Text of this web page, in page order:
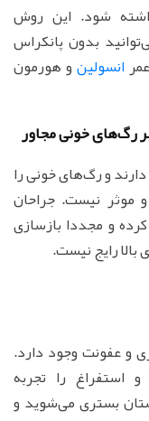
شود. این روش
بدون پانکراس
انسولینو هورمون
و رگ‌های خونی را
موثر نیست. جراحان
و مجددا بازسازی
رایج نیست.
و عفونت وجود دارد.
استفراغ را تجربه
بستری می‌شوید و